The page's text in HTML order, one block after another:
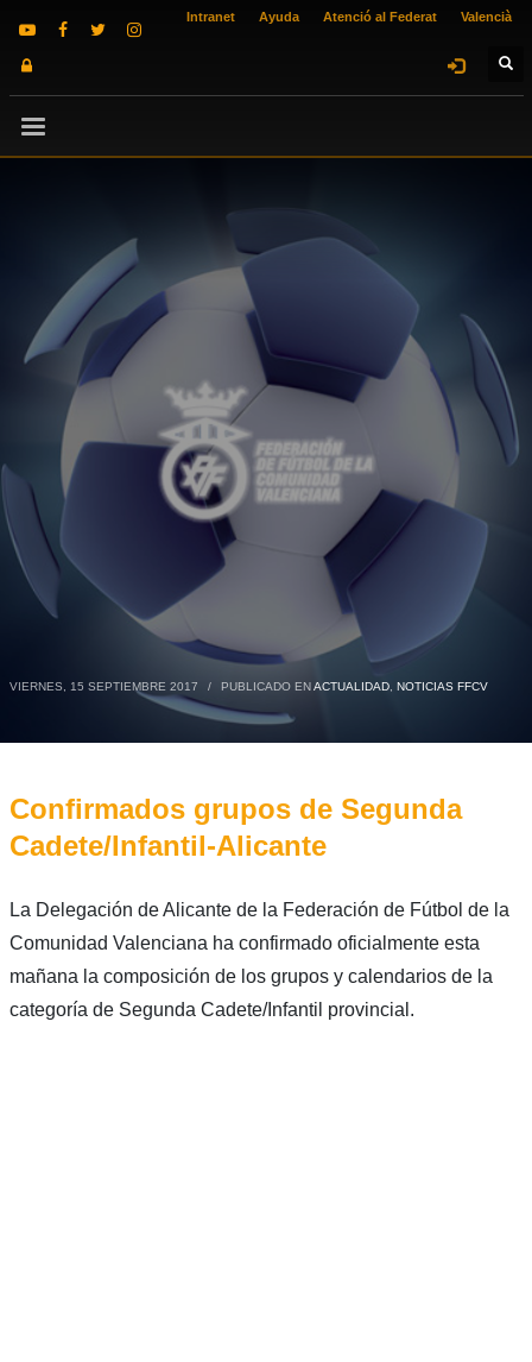
Intranet Ayuda Atenció al Federat Valencià
VIERNES, 15 SEPTIEMBRE 2017 / PUBLICADO ENACTUALIDAD, NOTICIAS FFCV
Confirmados grupos de Segunda
Cadete/Infantil-Alicante
La Delegación de Alicante de la Federación de Fútbol de la
Comunidad Valenciana ha confirmado oficialmente esta
mañana la composición de los grupos y calendarios de la
categoría de Segunda Cadete/Infantil provincial.